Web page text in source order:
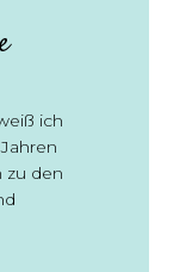
ich
zu den